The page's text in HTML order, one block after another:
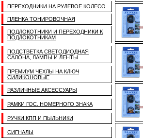
ПЕРЕХОДНИКИ НА РУЛЕВОЕ КОЛЕСО
ПЛЕНКА ТОНИРОВОЧНАЯ
ПОДЛОКОТНИКИ И ПЕРЕХОДНИКИ К
ПОДЛОКОТНИКАМ
ПОДСТВЕТКА СВЕТОДИОДНАЯ
САЛОНА, ЛАМПЫ И ЛЕНТЫ
ПРЕМИУМ ЧЕХЛЫ НА КЛЮЧ
СИЛИКОНОВЫЕ
РАЗЛИЧНЫЕ АКСЕССУАРЫ
РАМКИ ГОС. НОМЕРНОГО ЗНАКА
РУЧКИ КПП И ПЫЛЬНИКИ
СИГНАЛЫ